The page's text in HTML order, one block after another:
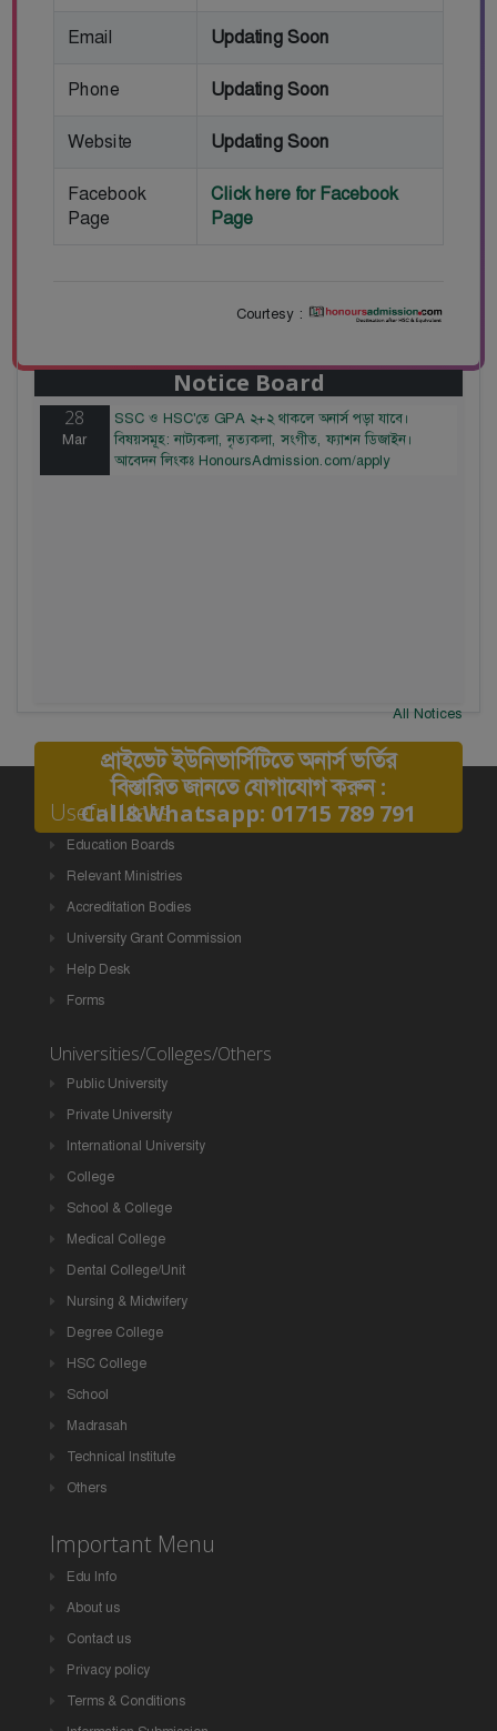
Email Updating Soon
Phone Updating Soon
Website Updating Soon
Facebook
Page
Click here for Facebook
Page
Courtesy :
Notice Board
টাকা। আবেদন লিংকঃ HonoursAdmission.com/apply
28
Mar
SSC ও HSC'তে GPA ২+২ থাকলে অনার্স পড়া যাবে।
বিষয়সমূহ: নাট্যকলা, নৃত্যকলা, সংগীত, ফ্যাশন ডিজাইন।
আবেদন লিংকঃ HonoursAdmission.com/apply
All Notices
প্রাইভেট ইউনিভার্সিটিতে অনার্স ভর্তির
বিস্তারিত জানতে যোগাযোগ করুন :
Call&Whatsapp: 01715 789 791
Useful Links
Education Boards
Relevant Ministries
Accreditation Bodies
University Grant Commission
Help Desk
Forms
Universities/Colleges/Others
Public University
Private University
International University
College
School & College
Medical College
Dental College/Unit
Nursing & Midwifery
Degree College
HSC College
School
Madrasah
Technical Institute
Others
Important Menu
Edu Info
About us
Contact us
Privacy policy
Terms & Conditions